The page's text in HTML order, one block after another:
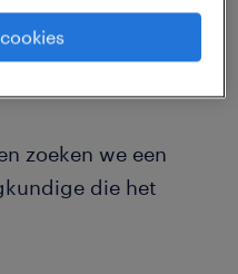
regio Aarschot!
zoeken we een
die het